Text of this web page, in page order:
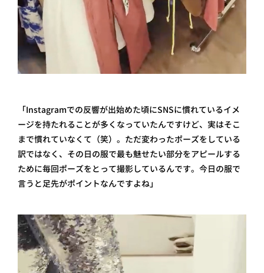
「Instagramでの反響が出始めた頃にSNSに慣れているイメ
ージを持たれることが多くなっていたんですけど、実はそこ
まで慣れていなくて（笑）。ただ変わったポーズをしている
訳ではなく、その日の服で最も魅せたい部分をアピールする
ために毎回ポーズをとって撮影しているんです。今日の服で
言うと足先がポイントなんですよね」